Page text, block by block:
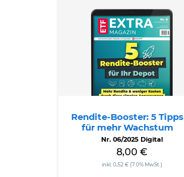
Booster:
Wachstum
Rendite-Booster: 5 Tipps
für mehr Wachstum
Nr. 06/2025 Digital
8,00 €
inkl. 0,52 € (7.0% MwSt.)